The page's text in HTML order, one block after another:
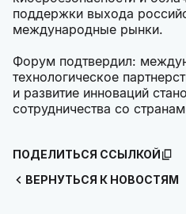
поддержки выхода
международные рынки.
Форум подтвердил:
технологическое
и развитие инноваций
сотрудничества со
ВЕРНУТЬСЯ К НОВОСТЯМ
ПОДЕЛИТЬСЯ ССЫЛКОЙ